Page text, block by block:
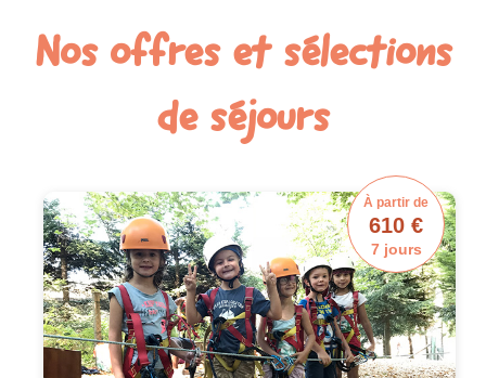
Nos offres et sélections
de séjours
À partir de
610 €
7 jours